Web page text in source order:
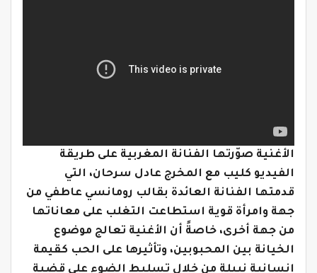
الأغنية صوّرتها الفنانة المغربية على طريقة
الفيديو كليب مع المخرج عادل سرحان، التي
قدمتها الفنانة العائدة بقالب رومانسي عاطفي من
جهة وامرأة قوية استطاعت التغلب على معاناتها
من جهة أخرى، خاصةً أن الأغنية تعالج موضوع
الخيانة بين المحبوبين، وتأثيرها على الحب كقيمة
إنسانية نبيلة من خلال تسليط الضوء على قضية